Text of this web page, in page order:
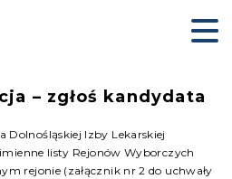
– zgłoś kandydata
Dolnośląskiej Izby Lekarskiej
listy Rejonów Wyborczych
rejonie (załącznik nr 2 do uchwały